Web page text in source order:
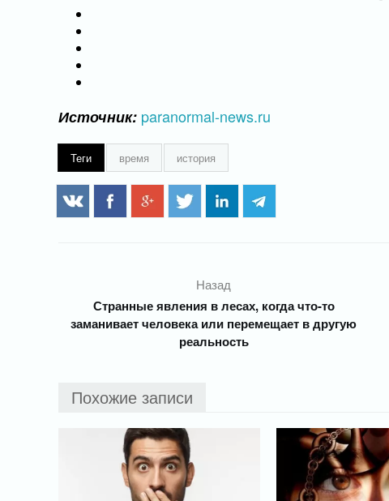
Источник: paranormal-news.ru
Теги время история
Назад
Странные явления в лесах, когда что-то
заманивает человека или перемещает в другую
реальность
Похожие записи